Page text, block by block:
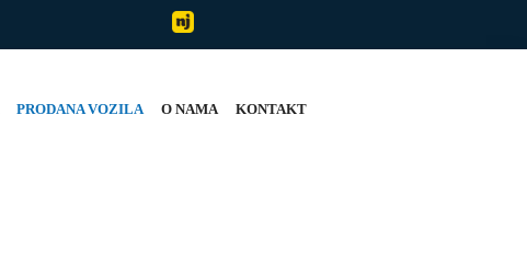
PRODANA VOZILA O NAMA KONTAKT